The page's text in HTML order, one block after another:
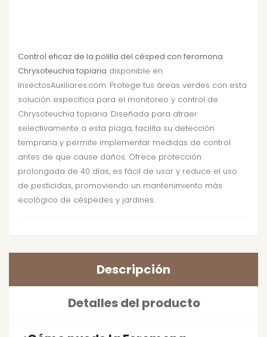
Control eficaz de la polilla del césped con feromona
Chrysoteuchia topiaria disponible en
InsectosAuxiliares.com. Protege tus áreas verdes con esta
solución específica para el monitoreo y control de
Chrysoteuchia topiaria. Diseñada para atraer
selectivamente a esta plaga, facilita su detección
temprana y permite implementar medidas de control
antes de que cause daños. Ofrece protección
prolongada de 40 días, es fácil de usar y reduce el uso
de pesticidas, promoviendo un mantenimiento más
ecológico de céspedes y jardines.
Descripción
Detalles del producto